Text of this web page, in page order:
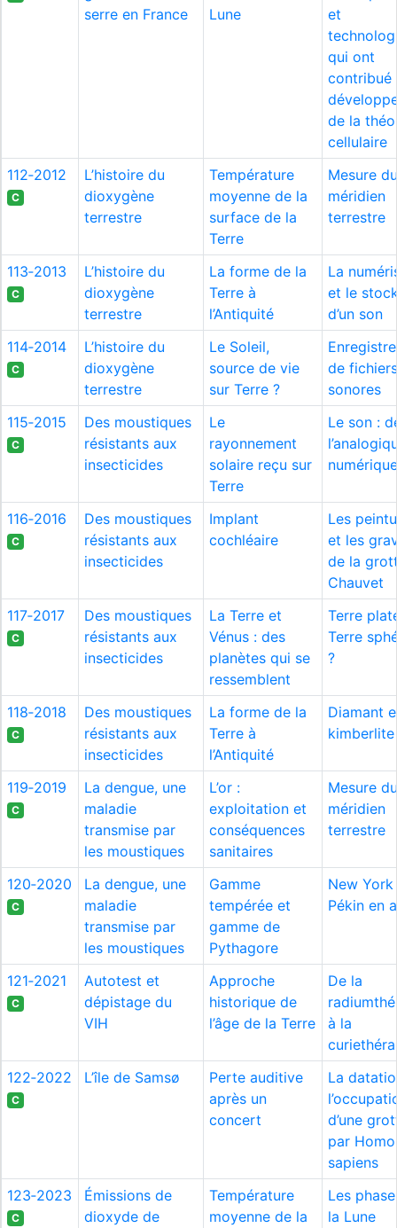
serre en France
Lune
et
qui ont
contribué
de la
cellulaire
112‑2012
C
L’histoire du
dioxygène
terrestre
Température
moyenne de la
surface de la
Terre
Mesure
méridien
terrestre
113‑2013
C
L’histoire du
dioxygène
terrestre
La forme de la
Terre à
l’Antiquité
La
et le
d’un son
114‑2014
C
L’histoire du
dioxygène
terrestre
Le Soleil,
source de vie
sur Terre ?
de
sonores
115‑2015
C
Des moustiques
résistants aux
insecticides
Le
rayonnement
solaire reçu sur
Terre
Le son :
116‑2016
C
Des moustiques
résistants aux
insecticides
Implant
cochléaire
Les
et les
de la
Chauvet
117‑2017
C
Des moustiques
résistants aux
insecticides
La Terre et
Vénus : des
planètes qui se
ressemblent
Terre
Terre
?
118‑2018
C
Des moustiques
résistants aux
insecticides
La forme de la
Terre à
l’Antiquité
Diamant
kimberlite
119‑2019
C
La dengue, une
maladie
transmise par
les moustiques
L’or :
exploitation et
conséquences
sanitaires
Mesure
méridien
terrestre
120‑2020
C
La dengue, une
maladie
transmise par
les moustiques
Gamme
tempérée et
gamme de
Pythagore
New York
Pékin en
121‑2021
C
Autotest et
dépistage du
VIH
Approche
historique de
l’âge de la Terre
De la
à la
122‑2022
C
L’île de Samsø
Perte auditive
après un
concert
La
d’une
par Homo
sapiens
123‑2023
C
Émissions de
dioxyde de
Température
moyenne de la
Les
la Lune